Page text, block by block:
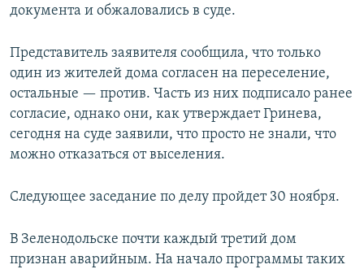
документа и обжаловались в суде.
Представитель заявителя сообщила, что только
один из жителей дома согласен на переселение,
остальные — против. Часть из них подписало ранее
согласие, однако они, как утверждает Гринева,
сегодня на суде заявили, что просто не знали, что
можно отказаться от выселения.
Следующее заседание по делу пройдет 30 ноября.
В Зеленодольске почти каждый третий дом
признан аварийным. На начало программы таких